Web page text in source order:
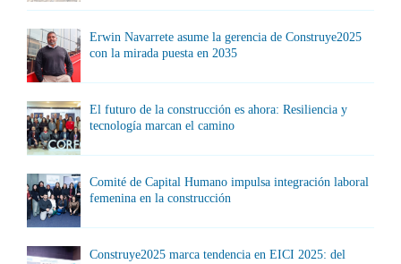
Erwin Navarrete asume la gerencia de Construye2025
con la mirada puesta en 2035
El futuro de la construcción es ahora: Resiliencia y
tecnología marcan el camino
Comité de Capital Humano impulsa integración laboral
femenina en la construcción
Construye2025 marca tendencia en EICI 2025: del